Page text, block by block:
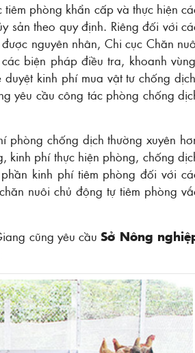
phòng khẩn cấp và thực hiện
sản theo quy định. Riêng đối với
nguyên nhân, Chi cục Chăn
biện pháp điều tra, khoanh
kinh phí mua vật tư chống
yêu cầu công tác phòng chống
phòng chống dịch thường xuyên
kinh phí thực hiện phòng, chống
kinh phí tiêm phòng đối với
nuôi chủ động tự tiêm phòng
cũng yêu cầuSở Nông